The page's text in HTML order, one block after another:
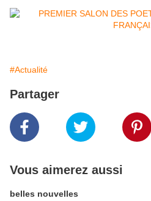
#Actualité
Partager
Vous aimerez aussi
belles nouvelles